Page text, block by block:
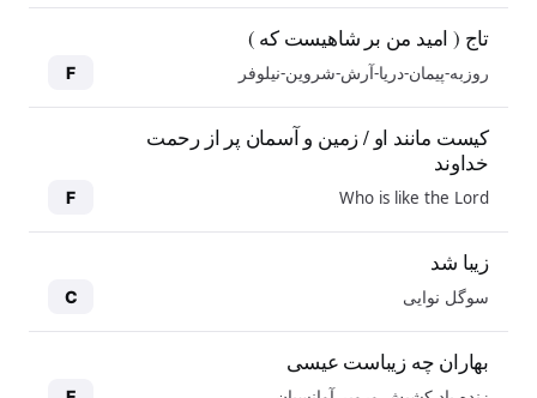
تاج ( امید من بر شاهیست که )
روزبه-پیمان-دریا-آرش-شروین-نیلوفر F
کیست مانند او / زمین و آسمان پر از رحمت
خداوند
Who is like the Lord
F
زیبا شد
سوگل نوایی C
بهاران چه زیباست عیسی